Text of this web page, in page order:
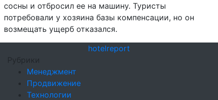
сосны и отбросил ее на машину. Туристы
потребовали у хозяина базы компенсации, но он
возмещать ущерб отказался.
hotelreport
Рубрики
Менеджмент
Продвижение
Технологии